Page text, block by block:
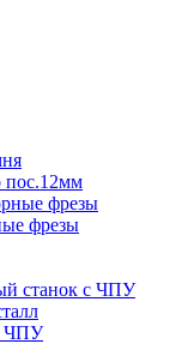
пос.12мм
фрезы
фрезы
станок с ЧПУ
ЧПУ